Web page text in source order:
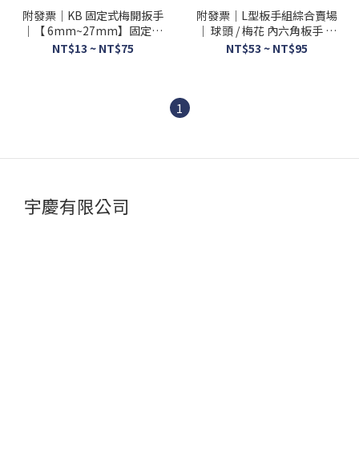
附發票｜KB 固定式梅開扳手
｜【 6mm~27mm】固定扳
手 複合式自動板手 梅開扳手
NT$13 ~ NT$75
附發票｜L型板手組綜合賣場
｜ 球頭 / 梅花 內六角板手 六
角板手組 L型板手組 SBH、
NT$53 ~ NT$95
1
宇慶有限公司